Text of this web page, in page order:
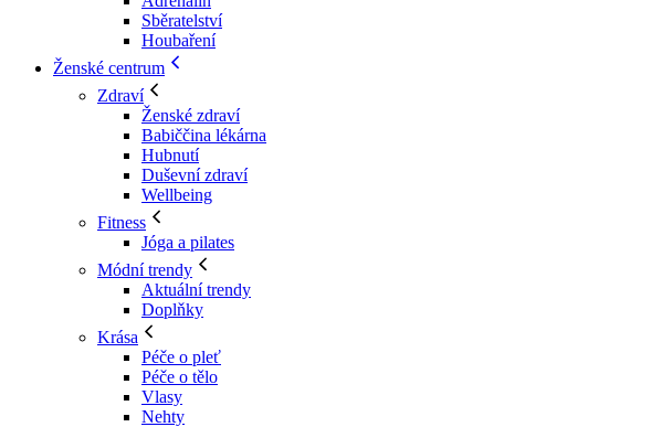
Sběratelství
Houbaření
Ženské centrum
Zdraví
Ženské zdraví
Babiččina lékárna
Hubnutí
Duševní zdraví
Wellbeing
Fitness
Jóga a pilates
Módní trendy
Aktuální trendy
Doplňky
Krása
Péče o pleť
Péče o tělo
Vlasy
Nehty